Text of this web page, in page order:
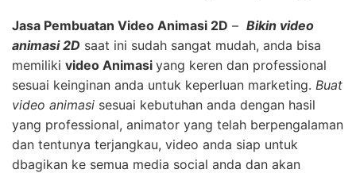
Jasa Pembuatan Video Animasi 2D – Bikin video
animasi 2D saat ini sudah sangat mudah, anda bisa
memiliki video Animasi yang keren dan professional
sesuai keinginan anda untuk keperluan marketing. Buat
video animasi sesuai kebutuhan anda dengan hasil
yang professional, animator yang telah berpengalaman
dan tentunya terjangkau, video anda siap untuk
dbagikan ke semua media social anda dan akan